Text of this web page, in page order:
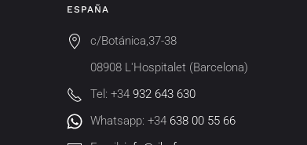
ESPAÑA
c/Botánica,37-38
08908 L'Hospitalet (Barcelona)
Tel: +34 932 643 630
Whatsapp: +34 638 00 55 66